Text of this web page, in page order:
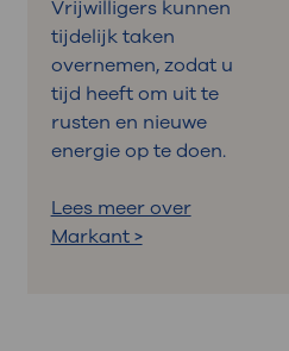
Vrijwilligers kunnen
tijdelijk taken
overnemen, zodat u
tijd heeft om uit te
rusten en nieuwe
energie op te doen.
Lees meer over
Markant >